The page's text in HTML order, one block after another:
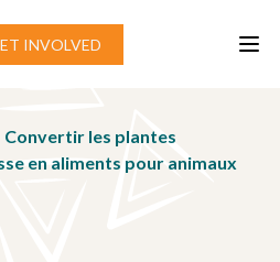
INVOLVED
Convertir les plantes
en aliments pour animaux